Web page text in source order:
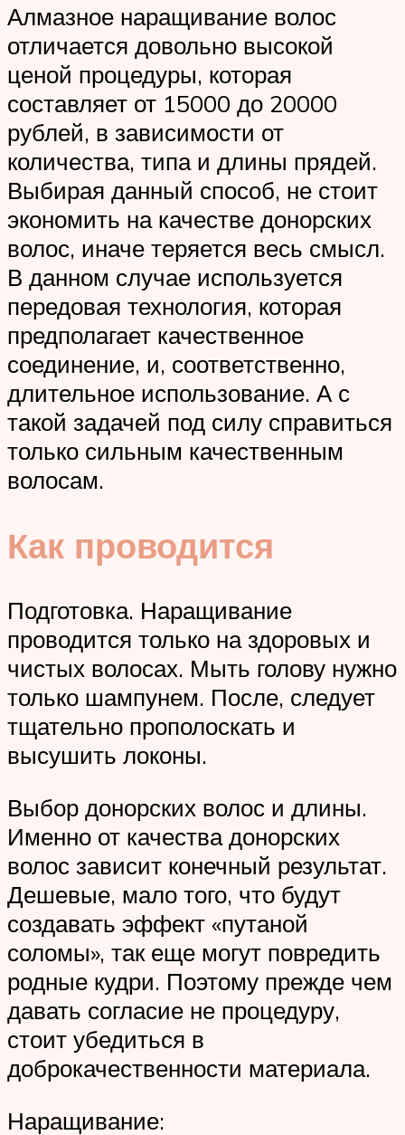
Алмазное наращивание волос
отличается довольно высокой
ценой процедуры, которая
составляет от 15000 до 20000
рублей, в зависимости от
количества, типа и длины прядей.
Выбирая данный способ, не стоит
экономить на качестве донорских
волос, иначе теряется весь смысл.
В данном случае используется
передовая технология, которая
предполагает качественное
соединение, и, соответственно,
длительное использование. А с
такой задачей под силу справиться
только сильным качественным
волосам.
Как проводится
Подготовка. Наращивание
проводится только на здоровых и
чистых волосах. Мыть голову нужно
только шампунем. После, следует
тщательно прополоскать и
высушить локоны.
Выбор донорских волос и длины.
Именно от качества донорских
волос зависит конечный результат.
Дешевые, мало того, что будут
создавать эффект «путаной
соломы», так еще могут повредить
родные кудри. Поэтому прежде чем
давать согласие не процедуру,
стоит убедиться в
доброкачественности материала.
Наращивание: